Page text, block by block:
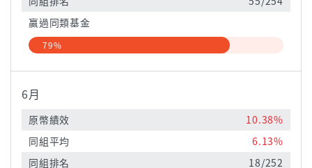
贏過同類基金
79%
6月
原幣績效
10.38%
同組平均
6.13%
同組排名
18/252